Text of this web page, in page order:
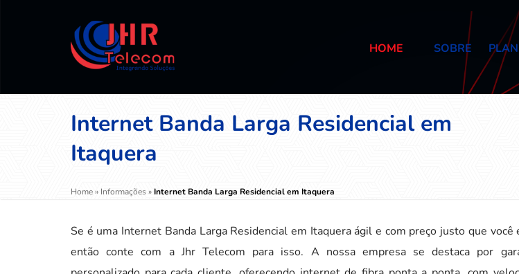
HOME SOBRE
Internet Banda Larga Residencial em
Itaquera
Home» Informações »Internet Banda Larga Residencial em Itaquera
Se é uma Internet Banda Larga Residencial em Itaquera ágil e com preço justo que você
então conte com a Jhr Telecom para isso. A nossa empresa se destaca por